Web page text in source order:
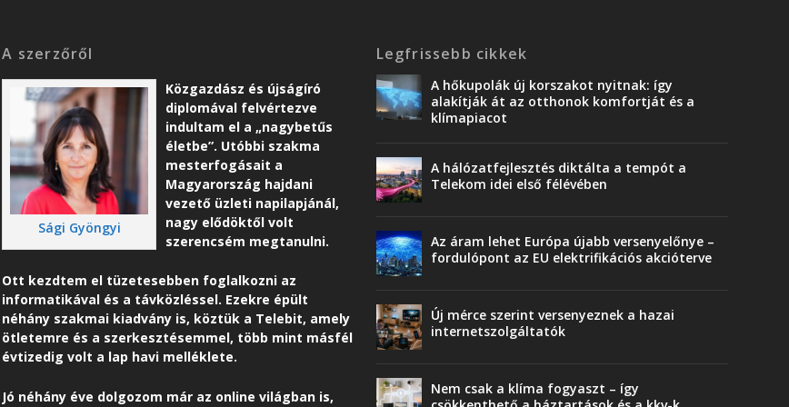
A szerzőről
Sági Gyöngyi
Közgazdász és újságíró
diplomával felvértezve
indultam el a „nagybetűs
életbe”. Utóbbi szakma
mesterfogásait a
Magyarország hajdani
vezető üzleti napilapjánál,
nagy elődöktől volt
szerencsém megtanulni.
Ott kezdtem el tüzetesebben foglalkozni az
informatikával és a távközléssel. Ezekre épült
néhány szakmai kiadvány is, köztük a Telebit, amely
ötletemre és a szerkesztésemmel, több mint másfél
évtizedig volt a lap havi melléklete.
Jó néhány éve dolgozom már az online világban is,
Legfrissebb cikkek
A hőkupolák új korszakot nyitnak: így
alakítják át az otthonok komfortját és a
klímapiacot
A hálózatfejlesztés diktálta a tempót a
Telekom idei első félévében
Az áram lehet Európa újabb versenyelőnye –
fordulópont az EU elektrifikációs akcióterve
Új mérce szerint versenyeznek a hazai
internetszolgáltatók
Nem csak a klíma fogyaszt – így